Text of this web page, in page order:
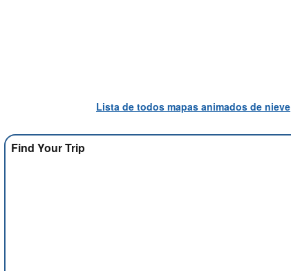
Lista de todos mapas animados de nieve
Find Your Trip